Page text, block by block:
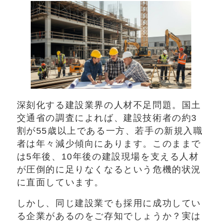
深刻化する建設業界の人材不足問題。国土
交通省の調査によれば、建設技術者の約3
割が55歳以上である一方、若手の新規入職
者は年々減少傾向にあります。このままで
は5年後、10年後の建設現場を支える人材
が圧倒的に足りなくなるという危機的状況
に直面しています。
しかし、同じ建設業でも採用に成功してい
る企業があるのをご存知でしょうか？実は